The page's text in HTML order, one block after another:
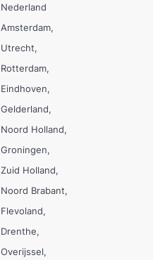
Nederland
Amsterdam
Utrecht
Rotterdam
Eindhoven
Gelderland
Noord Holland
Groningen
Zuid Holland
Noord Brabant
Flevoland
Drenthe
Overijssel